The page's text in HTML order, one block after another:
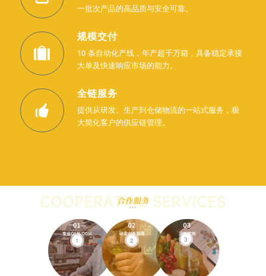
一批次产品的高品质与安全可靠。
规模交付
10 条自动化产线，年产超千万箱，具备稳定承接
大单及快速响应市场的能力。
全链服务
提供从研发、生产到仓储物流的一站式服务，极
大简化客户的供应链管理。
1 2 3